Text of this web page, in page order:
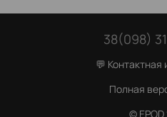
38(098)
💬
Полная
©